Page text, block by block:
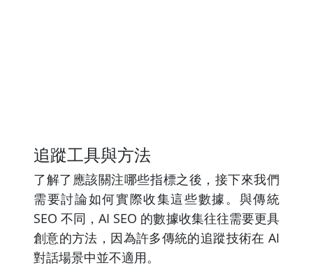
追蹤工具與方法
了解了應該關注哪些指標之後，接下來我們
需要討論如何實際收集這些數據。與傳統
SEO 不同，AI SEO 的數據收集往往需要更具
創意的方法，因為許多傳統的追蹤技術在 AI
對話場景中並不適用。